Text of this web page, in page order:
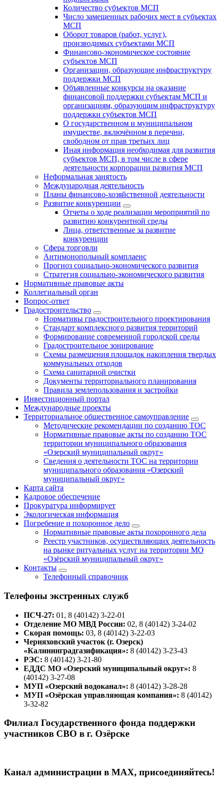
Количество субъектов МСП
Число замещенных рабочих мест в субъектах
МСП
Оборот товаров (работ, услуг),
производимых субъектами МСП
Финансово-экономическое состояние
субъектов МСП
Организации, образующие инфраструктуру
поддержки МСП
Объявленные конкурсы на оказание
финансовой поддержки субъектам МСП и
организациям, образующим инфраструктуру
поддержки субъектов МСП
О государственном и муниципальном
имуществе, включённом в перечни,
свободном от прав третьих лиц
Иная информация необходимая для развития
субъектов МСП, в том числе в сфере
деятельности корпорации развития МСП
Неформальная занятость
Международная деятельность
Планы финансово-хозяйственной деятельности
Развитие конкуренции
Отчеты о ходе реализации мероприятий по
развитию конкурентной среды
Лица, ответственные за развитие
конкуренции
Сфера торговли
Антимонопольный комплаенс
Прогноз социально-экономического развития
Стратегия социально-экономического развития
Нормативные правовые акты
Коллегиальный орган
Вопрос-ответ
Градостроительство
Нормативы градостроительного проектирования
Стандарт комплексного развития территорий
Формирование современной городской среды
Градостроительное зонирование
Схемы размещения площадок накопления твердых
коммунальных отходов
Схема санитарной очистки
Документы территориального планирования
Правила землепользования и застройки
Инвестиционный портал
Международные проекты
Территориальное общественное самоуправление
Методические рекомендации по созданию ТОС
Нормативные правовые акты по созданию ТОС
территории муниципального образования
«Озерский муниципальный округ»
Сведения о деятельности ТОС на территории
муниципального образования «Озерский
муниципальный округ»
Карта сайта
Кадровое обеспечение
Прокуратура информирует
Экологическая информация
Погребение и похоронное дело
Нормативные правовые акты похоронного дела
Реестр участников, осуществляющих деятельность
на рынке ритуальных услуг на территории МО
«Озёрский муниципальный округ»
Контакты
Телефонный справочник
Телефоны экстренных служб
ПСЧ-27: 01, 8 (40142) 3-22-01
Отделение МО МВД России: 02, 8 (40142) 3-24-02
Скорая помощь: 03, 8 (40142) 3-22-03
Черняховский участок (г. Озерск)
«Калининградгазификация»: 8 (40142) 3-23-43
РЭС: 8 (40142) 3-21-80
ЕДДС МО «Озерский муниципальный округ»: 8
(40142) 3-27-08
МУП «Озерский водоканал»: 8 (40142) 3-28-28
МУП «Озёрская управляющая компания»: 8 (40142)
3-32-82
Филиал Государственного фонда поддержки
участников СВО в г. Озёрске
Канал администрации в МАХ, присоединяйтесь!